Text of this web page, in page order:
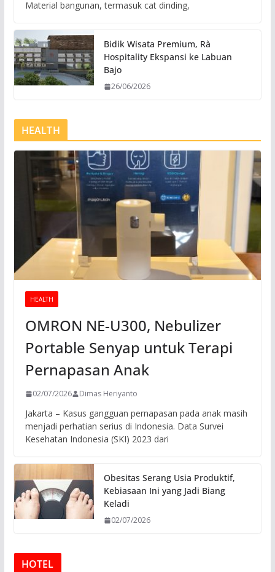
Material bangunan, termasuk cat dinding,
Bidik Wisata Premium, Rà
Hospitality Ekspansi ke Labuan
Bajo
26/06/2026
HEALTH
HEALTH
OMRON NE-U300, Nebulizer
Portable Senyap untuk Terapi
Pernapasan Anak
02/07/2026 Dimas Heriyanto
Jakarta – Kasus gangguan pernapasan pada anak masih
menjadi perhatian serius di Indonesia. Data Survei
Kesehatan Indonesia (SKI) 2023 dari
Obesitas Serang Usia Produktif,
Kebiasaan Ini yang Jadi Biang
Keladi
02/07/2026
HOTEL